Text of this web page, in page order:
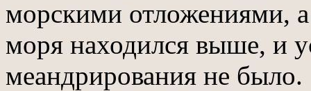
морскими отложениями, а
моря находился выше, и
меандрирования не было.